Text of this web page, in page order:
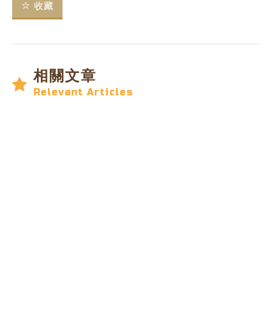
收藏
相關文章
Relevant Articles